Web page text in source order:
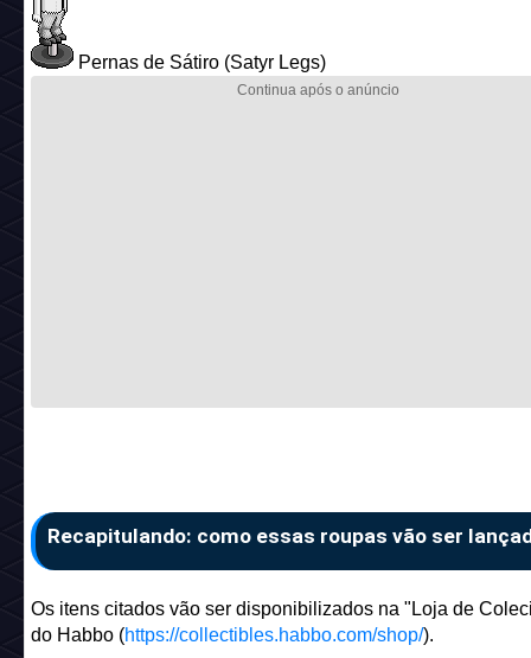
Pernas de Sátiro (Satyr Legs)
Recapitulando: como essas roupas vão ser
Os itens citados vão ser disponibilizados na "Loja de
do Habbo (https://collectibles.habbo.com/shop/).